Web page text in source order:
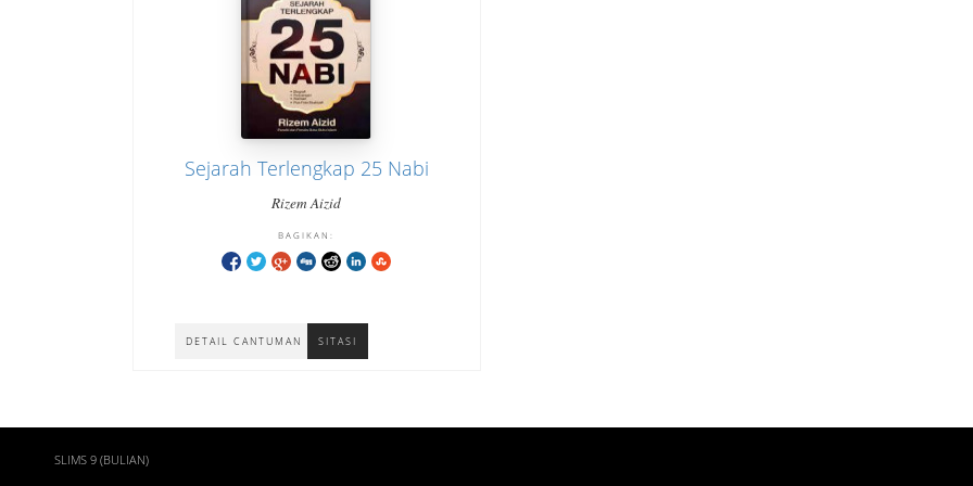
Sejarah Terlengkap 25 Nabi
Rizem Aizid
DETAIL CANTUMAN SITASI
BAGIKAN:
SLIMS 9 (BULIAN)